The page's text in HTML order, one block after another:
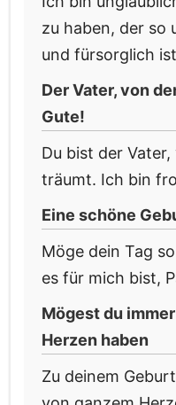
zu haben, der so
und fürsorglich
Der Vater, von
Gute!
Du bist der
träumt. Ich bin
Eine schöne
Möge dein Tag
es für mich bist,
Mögest du
Herzen haben
Zu deinem